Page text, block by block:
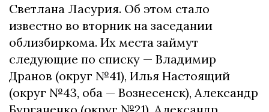
Светлана Ласурия. Об этом стало
известно во вторник на заседании
облизбиркома. Их места займут
следующие по списку — Владимир
Дранов (округ №41), Илья Настоящий
(округ №43, оба — Вознесенск), Александр